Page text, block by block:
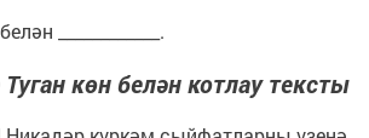
____________.
көн белән котлау тексты